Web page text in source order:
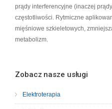
prądy interferencyjne (inaczej
częstotliwości. Rytmiczne
mięśniowe szkieletowych,
metabolizm.
Zobacz nasze usługi
Elektroterapia